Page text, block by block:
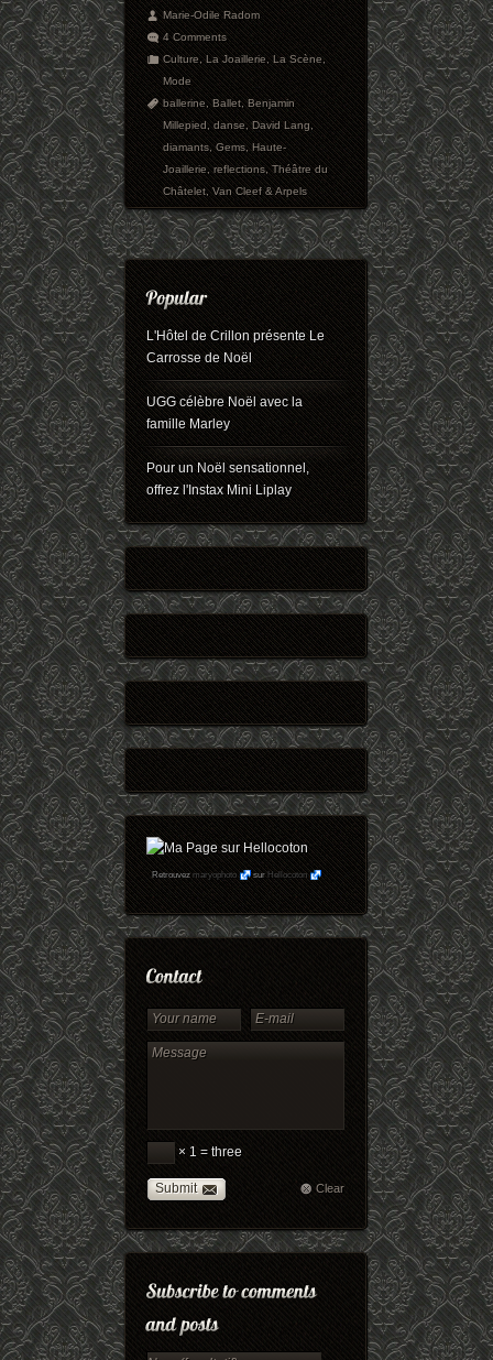
Marie-Odile Radom
4 Comments
Culture,La Joaillerie,La Scène,
Mode
ballerine,Ballet,Benjamin
Millepied,danse,David Lang,
diamants,Gems,Haute-
Joaillerie,reflections,Théâtre du
Châtelet,Van Cleef & Arpels
L'Hôtel de Crillon présente Le
Carrosse de Noël
UGG célèbre Noël avec la
famille Marley
Pour un Noël sensationnel,
offrez l'Instax Mini Liplay
Retrouvezmaryophoto surHellocoton
× 1 = three
Submit Clear